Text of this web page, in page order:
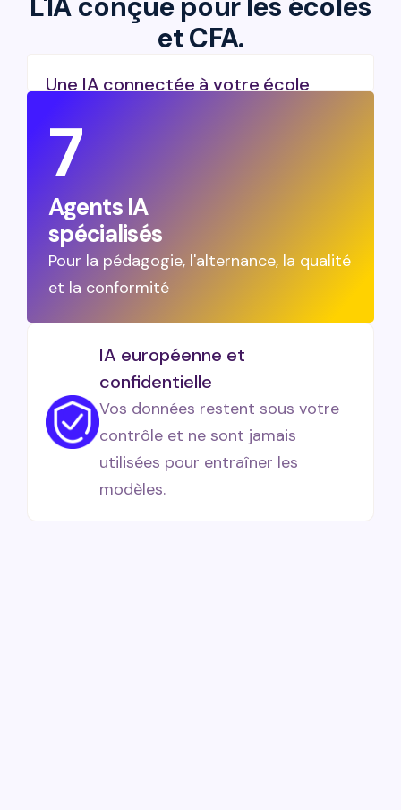
et CFA.
Une IA connectée à votre école
le contexte de votre établissement pour
assister vos équipes au quotidien.
7
Agents IA
spécialisés
Pour la pédagogie, l'alternance, la qualité
et la conformité
IA européenne et
confidentielle
Vos données restent sous votre
contrôle et ne sont jamais
utilisées pour entraîner les
modèles.